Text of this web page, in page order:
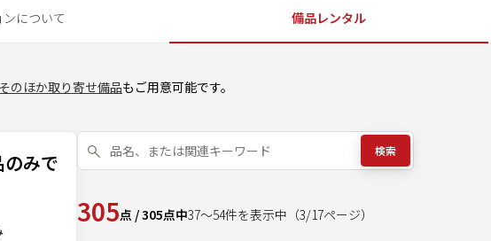
について 備品レンタル
そのほか取り寄せ備品もご用意可能です。
みで
検索
305点 /305点中37～54件を表示中 （3/17ページ）